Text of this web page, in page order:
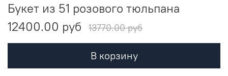
Букет из 51 розового тюльпана
12400.00 руб
13770.00 руб
В корзину